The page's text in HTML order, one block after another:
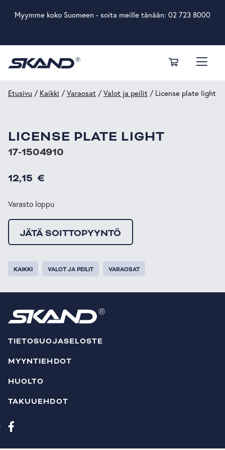
Myymme koko Suomeen - soita meille tänään: 02 723 8000
Etusivu / Kaikki /Varaosat /Valot ja peilit / License plate light
LICENSE PLATE LIGHT
17-1504910
12,15 €
Varasto loppu
JÄTÄ SOITTOPYYNTÖ
KAIKKI VALOT JA PEILIT VARAOSAT
TIETOSUOJASELOSTE
MYYNTIEHDOT
HUOLTO
TAKUUEHDOT